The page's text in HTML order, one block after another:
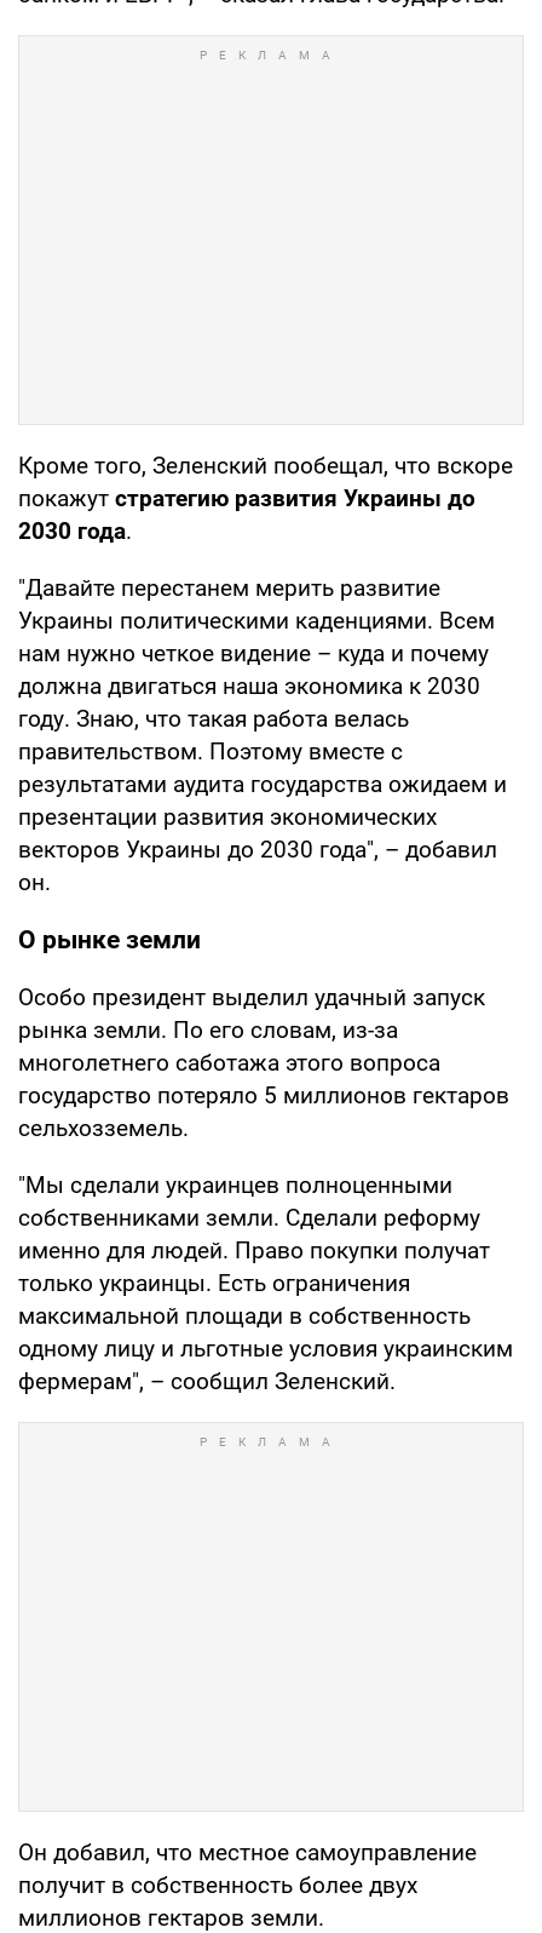
Кроме того, Зеленский пообещал, что вскоре
покажут стратегию развития Украины до
2030 года.
"Давайте перестанем мерить развитие
Украины политическими каденциями. Всем
нам нужно четкое видение – куда и почему
должна двигаться наша экономика к 2030
году. Знаю, что такая работа велась
правительством. Поэтому вместе с
результатами аудита государства ожидаем и
презентации развития экономических
векторов Украины до 2030 года", – добавил
он.
О рынке земли
Особо президент выделил удачный запуск
рынка земли. По его словам, из-за
многолетнего саботажа этого вопроса
государство потеряло 5 миллионов гектаров
сельхозземель.
"Мы сделали украинцев полноценными
собственниками земли. Сделали реформу
именно для людей. Право покупки получат
только украинцы. Есть ограничения
максимальной площади в собственность
одному лицу и льготные условия украинским
фермерам", – сообщил Зеленский.
Он добавил, что местное самоуправление
получит в собственность более двух
миллионов гектаров земли.